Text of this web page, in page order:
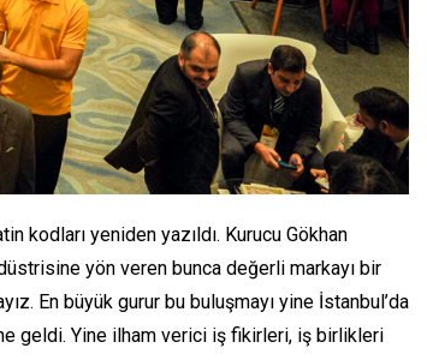
kodları yeniden yazıldı. Kurucu Gökhan
yön veren bunca değerli markayı bir
En büyük gurur bu buluşmayı yine İstanbul’da
geldi. Yine ilham verici iş fikirleri, iş birlikleri